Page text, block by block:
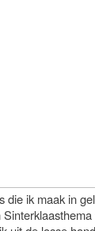
ik maak in